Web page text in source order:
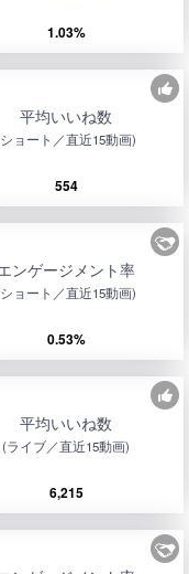
1.03%
平均いいね数
ョート／直近15動画)
554
ンゲージメント率
ョート／直近15動画)
0.53%
平均いいね数
(ライブ／直近15動画)
6,215